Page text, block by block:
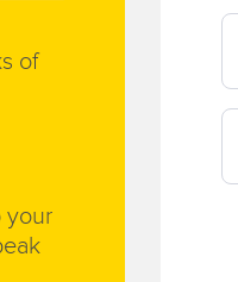
of
your